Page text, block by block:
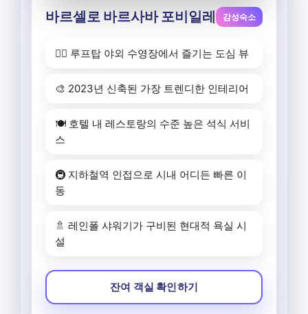
바르셀로 바르사바 포비일레 감성숙소
🏊‍♂️ 루프탑 야외 수영장에서 즐기는 도심 뷰
🎨 2023년 신축된 가장 트렌디한 인테리어
🍽️ 호텔 내 레스토랑의 수준 높은 석식 서비
스
🚇 지하철역 인접으로 시내 어디든 빠른 이
동
🚿 레인폴 샤워기가 구비된 현대적 욕실 시
설
잔여 객실 확인하기